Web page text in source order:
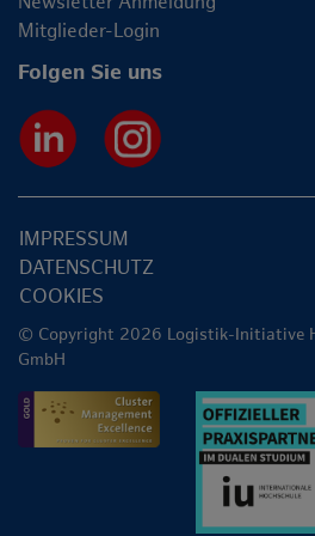
Mitglieder-Login
Folgen Sie uns
IMPRESSUM
DATENSCHUTZ
COOKIES
© Copyright 2026 Logistik-Initiative
GmbH